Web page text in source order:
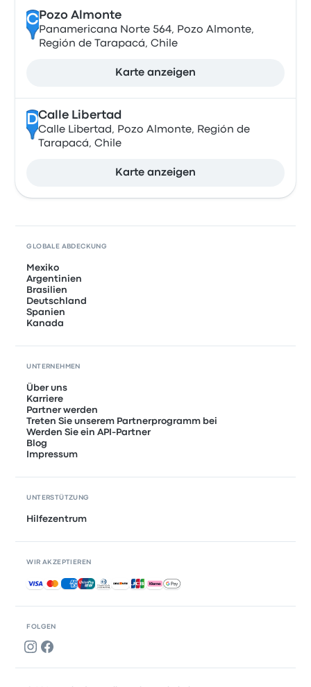
CPozo Almonte
Panamericana Norte 564, Pozo Almonte,
Región de Tarapacá, Chile
Karte anzeigen
DCalle Libertad
Calle Libertad, Pozo Almonte, Región de
Tarapacá, Chile
Karte anzeigen
FOLGEN
GLOBALE ABDECKUNG
Mexiko
Argentinien
Brasilien
Deutschland
Spanien
Kanada
UNTERNEHMEN
Über uns
Karriere
Partner werden
Treten Sie unserem Partnerprogramm bei
Werden Sie ein API-Partner
Blog
Impressum
UNTERSTÜTZUNG
Hilfezentrum
WIR AKZEPTIEREN
Akzeptierte Zahlungsmethoden